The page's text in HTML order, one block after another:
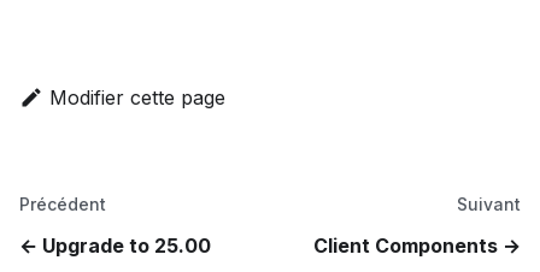
Modifier cette page
Précédent
Upgrade to 25.00
Suivant
Client Components